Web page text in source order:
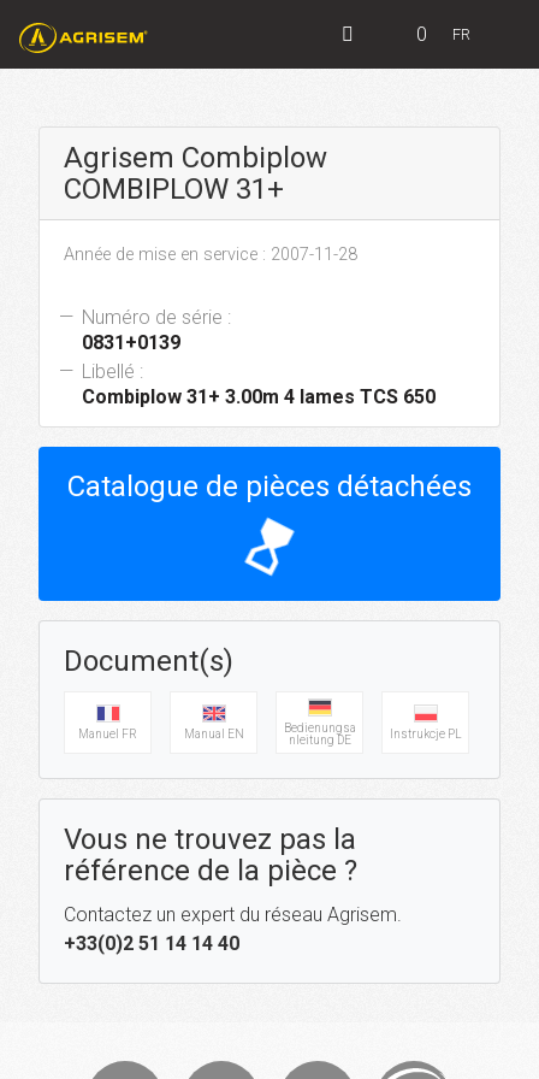
0 FR
Agrisem Combiplow
COMBIPLOW 31+
Année de mise en service : 2007-11-28
Numéro de série :
0831+0139
Libellé :
Combiplow 31+ 3.00m 4 lames TCS 650
Catalogue de pièces détachées
hourglass_top
Document(s)
Manuel FR Manual EN
Bedienungsa
nleitung DE
Instrukcje PL
Vous ne trouvez pas la
référence de la pièce ?
Contactez un expert du réseau Agrisem.
+33(0)2 51 14 14 40